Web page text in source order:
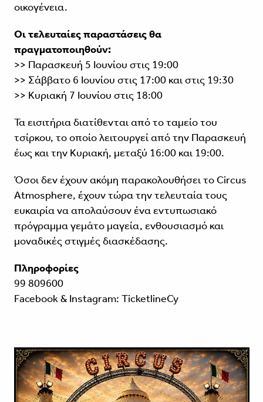
οικογένεια.
Οι τελευταίες παραστάσεις θα
πραγματοποιηθούν:
>> Παρασκευή 5 Ιουνίου στις 19:00
>> Σάββατο 6 Ιουνίου στις 17:00 και στις 19:30
>> Κυριακή 7 Ιουνίου στις 18:00
Τα εισιτήρια διατίθενται από το ταμείο του
τσίρκου, το οποίο λειτουργεί από την Παρασκευή
έως και την Κυριακή, μεταξύ 16:00 και 19:00.
Όσοι δεν έχουν ακόμη παρακολουθήσει το Circus
Atmosphere, έχουν τώρα την τελευταία τους
ευκαιρία να απολαύσουν ένα εντυπωσιακό
πρόγραμμα γεμάτο μαγεία, ενθουσιασμό και
μοναδικές στιγμές διασκέδασης.
Πληροφορίες
99 809600
Facebook & Instagram: TicketlineCy